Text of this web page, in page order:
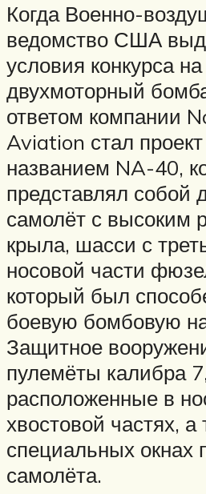
Когда Военно-
ведомство США
условия конкурса
двухмоторный
ответом компании
Aviation стал
названием NA-40,
представлял собой
самолёт с высоким
крыла, шасси с
носовой части
который был
боевую бомбовую
Защитное
пулемёты калибра
расположенные в
хвостовой частях, а
специальных окнах
самолёта.